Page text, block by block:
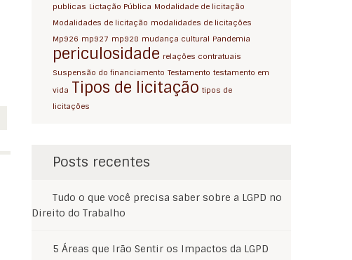
publicas Lictação Pública Modalidade de licitação
Modalidades de licitação modalidades de licitações
Mp926 mp927 mp928 mudança cultural Pandemia
periculosidade relações contratuais
Suspensão do financiamento Testamento testamento em
vida Tipos de licitação tipos de
licitações
Posts recentes
Tudo o que você precisa saber sobre a LGPD no
Direito do Trabalho
5 Áreas que Irão Sentir os Impactos da LGPD